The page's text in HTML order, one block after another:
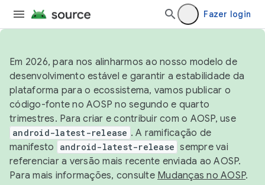
Fazer login
Em 2026, para nos alinharmos ao nosso modelo de
desenvolvimento estável e garantir a estabilidade da
plataforma para o ecossistema, vamos publicar o
código-fonte no AOSP no segundo e quarto
trimestres. Para criar e contribuir com o AOSP, use
android-latest-release . A ramificação de
manifesto
android-latest-release sempre vai
referenciar a versão mais recente enviada ao AOSP.
Para mais informações, consulte Mudanças no AOSP.